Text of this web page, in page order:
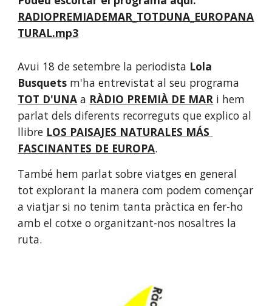
RADIOPREMIADEMAR_TOTDUNA_EUROPANA
TURAL.mp3
Avui 18 de setembre la periodista Lola
Busquets
TOT D'UNA a RÀDIO PREMIÀ DE MAR i hem
parlat dels diferents recorreguts que explico al
llibre LOS PAISAJES NATURALES MÁS
FASCINANTES DE EUROPA.
També hem parlat sobre viatges en general
tot explorant la manera com podem començar
a viatjar si no tenim tanta pràctica en fer-ho
amb el cotxe o organitzant-nos nosaltres la
ruta.